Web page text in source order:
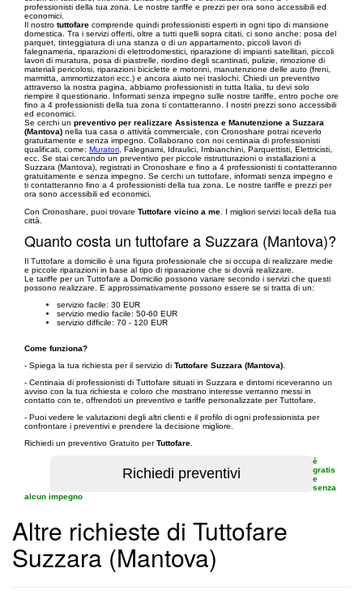
professionisti della tua zona. Le nostre tariffe e prezzi per ora sono accessibili ed
economici.
Il nostro tuttofare comprende quindi professionisti esperti in ogni tipo di mansione
domestica. Tra i servizi offerti, oltre a tutti quelli sopra citati, ci sono anche: posa del
parquet, tinteggiatura di una stanza o di un appartamento, piccoli lavori di
falegnameria, riparazioni di elettrodomestici, riparazione di impianti satellitari, piccoli
lavori di muratura, posa di piastrelle, riordino degli scantinati, pulizie, rimozione di
materiali pericolosi, riparazioni biciclette e motorini, manutenzione delle auto (freni,
marmitta, ammortizzatori ecc.) e ancora aiuto nei traslochi. Chiedi un preventivo
attraverso la nostra pagina, abbiamo professionisti in tutta Italia, tu devi solo
riempire il questionario. Informati senza impegno sulle nostre tariffe, entro poche ore
fino a 4 professionisti della tua zona ti contatteranno. I nostri prezzi sono accessibili
ed economici.
Se cerchi un preventivo per realizzare Assistenza e Manutenzione a Suzzara
(Mantova) nella tua casa o attività commerciale, con Cronoshare potrai riceverlo
gratuitamente e senza impegno. Collaborano con noi centinaia di professionisti
qualificati, come: Muratori , Falegnami, Idraulici, Imbianchini, Parquettisti, Elettricisti,
ecc. Se stai cercando un preventivo per piccole ristrutturazioni o installazioni a
Suzzara (Mantova), registrati in Cronoshare e fino a 4 professionisti ti contatteranno
gratuitamente e senza impegno. Se cerchi un tuttofare, informati senza impegno e
ti contatteranno fino a 4 professionisti della tua zona. Le nostre tariffe e prezzi per
ora sono accessibili ed economici.
Con Cronoshare, puoi trovare Tuttofare vicino a me . I migliori servizi locali della tua
città.
Quanto costa un tuttofare a Suzzara (Mantova)?
Il Tuttofare a domicilio è una figura professionale che si occupa di realizzare medie
e piccole riparazioni in base al tipo di riparazione che si dovrà realizzare.
Le tariffe per un Tuttofare a Domicilio possono variare secondo i servizi che questi
possono realizzare. E approssimativamente possono essere se si tratta di un:
servizio facile: 30 EUR
servizio medio facile: 50-60 EUR
servizio difficile: 70 - 120 EUR
Come funziona?
- Spiega la tua richiesta per il servizio di Tuttofare Suzzara (Mantova)
- Centinaia di professionisti di Tuttofare situati in Suzzara e dintorni riceveranno un
avviso con la tua richiesta e coloro che mostrano interesse verranno messi in
contatto con te, offrendoti un preventivo e tariffe personalizzate per Tuttofare.
- Puoi vedere le valutazioni degli altri clienti e il profilo di ogni professionista per
confrontare i preventivi e prendere la decisione migliore.
Richiedi un preventivo Gratuito perTuttofare
è
gratis
e
senza
alcun impegno
Altre richieste di Tuttofare
Suzzara (Mantova)